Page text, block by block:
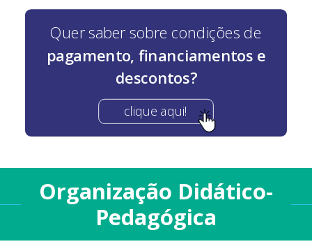
Quer saber sobre condições de
pagamento, financiamentos e
descontos?
clique aqui!
Organização Didático-
Pedagógica